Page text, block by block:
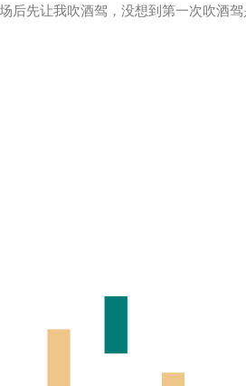
后先让我吹酒驾，没想到第一次吹酒驾